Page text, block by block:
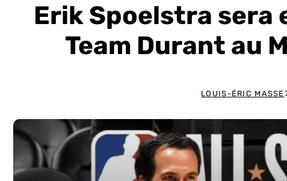
Erik Spoelstra
Team Durant au
LOUIS-ÉRIC MASSE